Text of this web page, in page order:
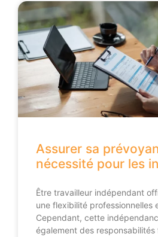
Assurer sa
nécessité pour les
Être travailleur indépendant
une flexibilité professionnelles
Cependant, cette
également des responsabilités